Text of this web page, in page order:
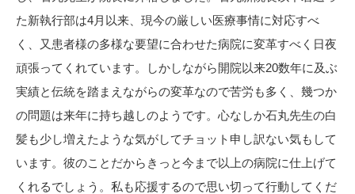
た新執行部は4月以来、現今の厳しい医療事情に対応すべ
く、又患者様の多様な要望に合わせた病院に変革すべく日夜
頑張ってくれています。しかしながら開院以来20数年に及ぶ
実績と伝統を踏まえながらの変革なので苦労も多く、幾つか
の問題は来年に持ち越しのようです。心なしか石丸先生の白
髪も少し増えたような気がしてチョット申し訳ない気もして
います。彼のことだからきっと今まで以上の病院に仕上げて
くれるでしょう。私も応援するので思い切って行動してくだ